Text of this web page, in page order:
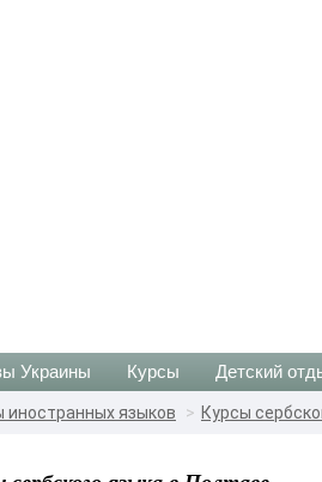
Украины Курсы Детский
иностранных языков Курсы